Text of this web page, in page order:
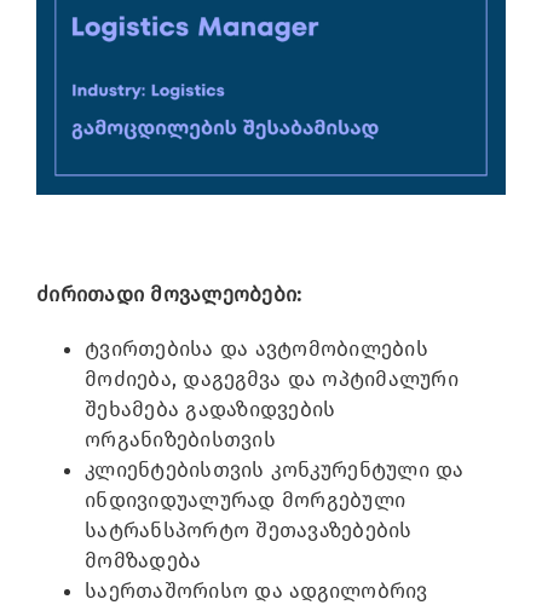
ძირითადი მოვალეობები:
ტვირთებისა და ავტომობილების
მოძიება, დაგეგმვა და ოპტიმალური
შეხამება გადაზიდვების
ორგანიზებისთვის
კლიენტებისთვის კონკურენტული და
ინდივიდუალურად მორგებული
სატრანსპორტო შეთავაზებების
მომზადება
საერთაშორისო და ადგილობრივ